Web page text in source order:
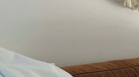
Housse de
Sac de
Coussin
Panier à
Plaid